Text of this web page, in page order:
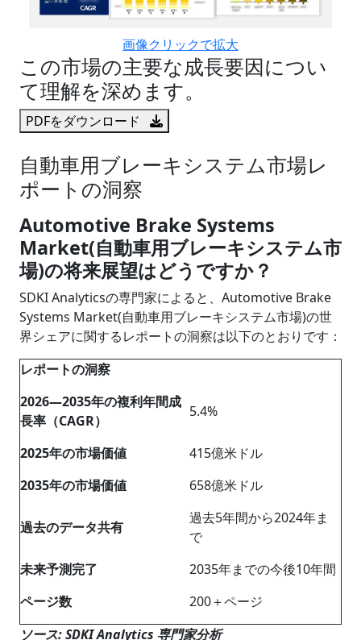
画像クリックで拡大
この市場の主要な成長要因につい
て理解を深めます。
PDFをダウンロード
自動車用ブレーキシステム市場レ
ポートの洞察
Automotive Brake Systems
Market(自動車用ブレーキシステム市
場)の将来展望はどうですか？
SDKI Analyticsの専門家によると、Automotive Brake
Systems Market(自動車用ブレーキシステム市場)の世
界シェアに関するレポートの洞察は以下のとおりです：
レポートの洞察
2026―2035年の複利年間成
長率（CAGR）
5.4%
2025年の市場価値
415億米ドル
2035年の市場価値
658億米ドル
過去のデータ共有
過去5年間から2024年ま
で
未来予測完了
2035年までの今後10年間
ページ数
200＋ページ
ソース: SDKI Analytics 専門家分析